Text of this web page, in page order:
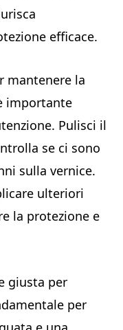
efficace.
mantenere la
importante
Pulisci il
se ci sono
sulla vernice.
ulteriori
la protezione e
giusta per
per